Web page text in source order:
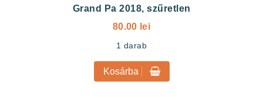
Grand Pa 2018, szűretlen
80.00 lei
1 darab
Kosárba